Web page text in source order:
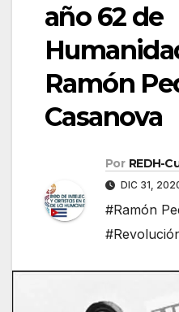
año 62 de
Ramón
Casanova
Por REDH-
DIC 31,
#Ramón